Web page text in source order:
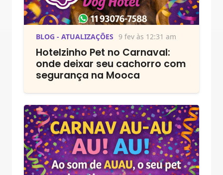
BLOG - ATUALIZAÇÕES 9 fev às 12:31 am
Hotelzinho Pet no Carnaval:
onde deixar seu cachorro com
segurança na Mooca